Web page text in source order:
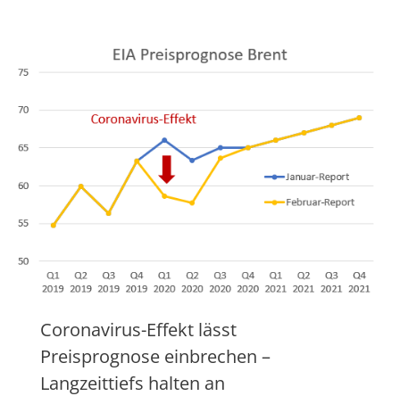
Coronavirus-Effekt lässt
Preisprognose einbrechen –
Langzeittiefs halten an